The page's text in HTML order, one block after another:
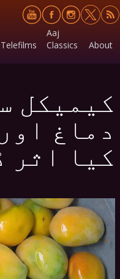
Telefilms
Aaj
Classics
About
کیمیکل
دماغ
کیا اثر